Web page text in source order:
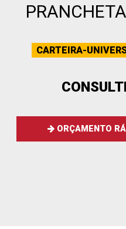
CARTEIRA-
ORÇAMENTO